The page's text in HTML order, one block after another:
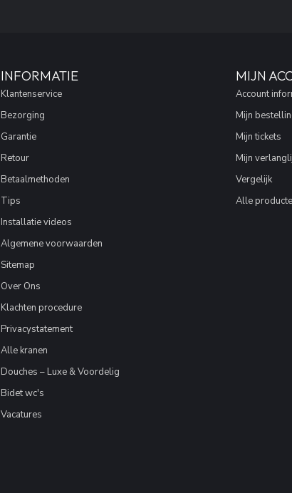
INFORMATIE
Klantenservice
Bezorging
Garantie
Retour
Betaalmethoden
Tips
Installatie videos
Algemene voorwaarden
Sitemap
Over Ons
Klachten procedure
Privacystatement
Alle kranen
Douches – Luxe & Voordelig
Bidet wc's
Vacatures
MIJN
Account
Mijn
Mijn tickets
Mijn
Vergelijk
Alle